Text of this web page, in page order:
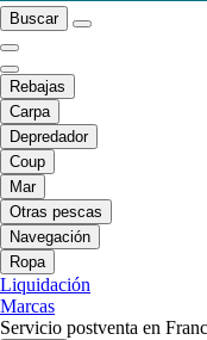
Buscar
Rebajas
Carpa
Depredador
Coup
Mar
Otras pescas
Navegación
Ropa
Liquidación
Marcas
Servicio postventa en